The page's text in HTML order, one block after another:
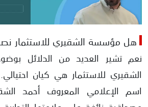
هل مؤسسة الشقيري للاستثمار
نعم تشير العديد من الدلائل
الشقيري للاستثمار هي كيان
اسم الإعلامي المعروف أحمد